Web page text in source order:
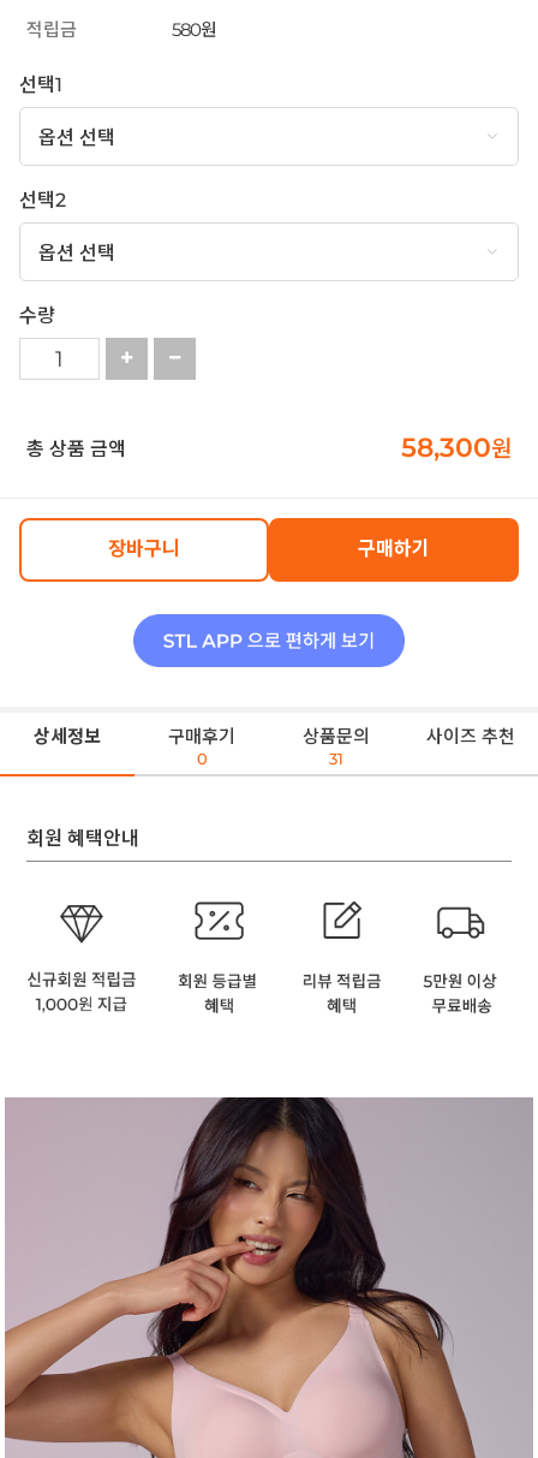
적립금 580원
선택1
선택2
수량
총 상품 금액 58,300원
장바구니 구매하기
상세정보 구매후기
0
상품문의
31
사이즈 추천
회원 혜택안내